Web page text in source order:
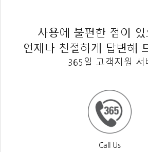
사용에 불편한 점이 있
언제나 친절하게 답변해
365일 고객지원 서
Call Us